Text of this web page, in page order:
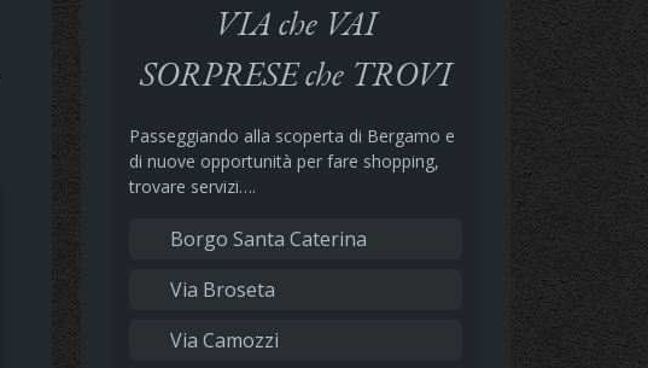
VIA che VAI
SORPRESE che TROVI
Passeggiando alla scoperta di Bergamo e
di nuove opportunità per fare shopping,
trovare servizi….
Borgo Santa Caterina
Via Broseta
Via Camozzi